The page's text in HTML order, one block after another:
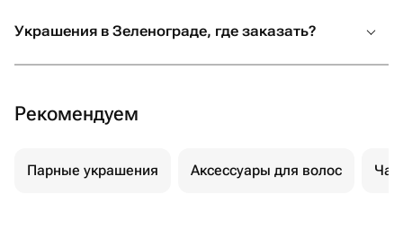
Украшения в Зеленограде, где заказать?
Рекомендуем
Парные украшения Аксессуары для волос